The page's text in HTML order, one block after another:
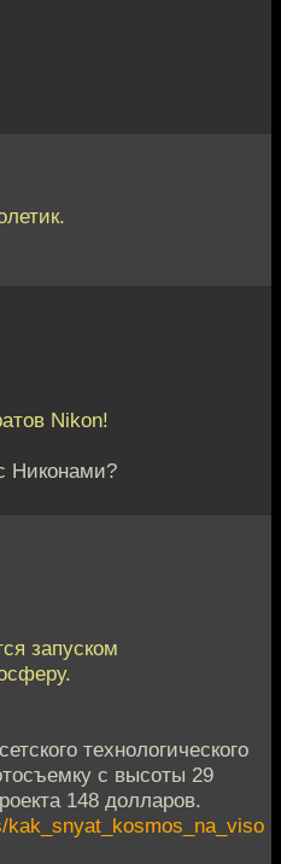
Nikon!
Никонами?
запуском
технологического
с высоты 29
148 долларов.
kak_snyat_kosmos_na_viso